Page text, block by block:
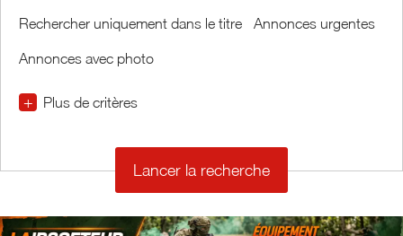
Rechercher uniquement dans le titre Annonces urgentes
Annonces avec photo
+ Plus de critères